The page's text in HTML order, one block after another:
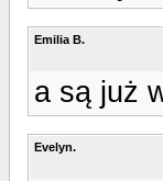
Emilia B.
a są już
Evelyn.